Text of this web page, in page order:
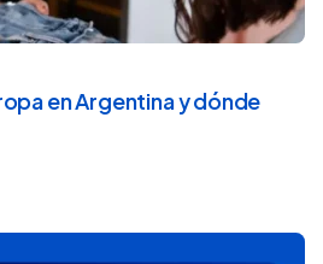
en Argentina y dónde